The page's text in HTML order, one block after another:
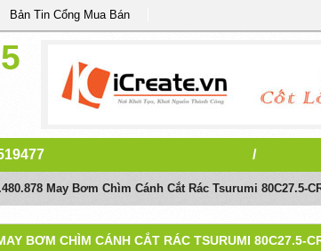
Bản Tin Cổng Mua Bán
/
May Bơm Chìm Cánh Cắt Rác Tsurumi 80C27.5-
BƠM CHÌM CÁNH CẮT RÁC TSURUMI 80C27.5-